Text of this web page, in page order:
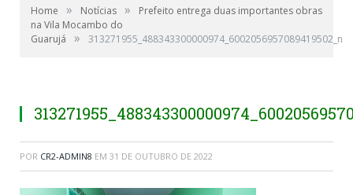
Home » Notícias »
Prefeito entrega duas importantes obras
na Vila Mocambo do
Guarujá
» 313271955_488343300000974_6002056957089419502_n
POR CR2-ADMIN8 EM 31 DE OUTUBRO DE 2022